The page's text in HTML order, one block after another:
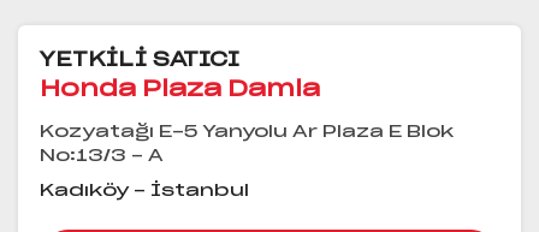
YETKİLİ SATICI
Honda Plaza Damla
Kozyatağı E-5 Yanyolu Ar Plaza E Blok
No:13/3 - A
Kadıköy - İstanbul